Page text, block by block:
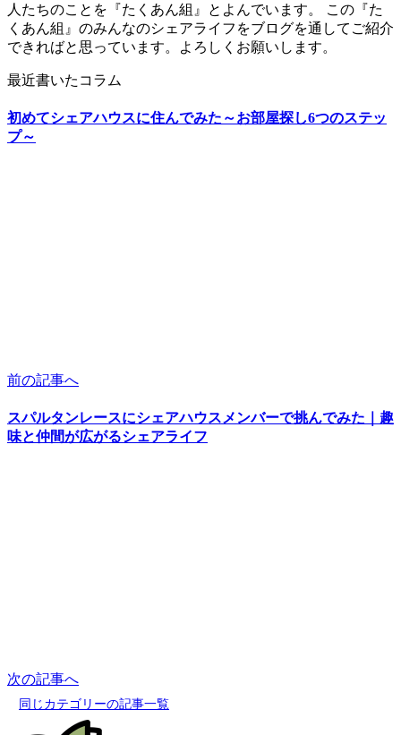
人たちのことを『たくあん組』とよんでいます。 この『た
くあん組』のみんなのシェアライフをブログを通してご紹介
できればと思っています。よろしくお願いします。
最近書いたコラム
初めてシェアハウスに住んでみた～お部屋探し6つのステッ
プ～
前の記事へ
スパルタンレースにシェアハウスメンバーで挑んでみた｜趣
味と仲間が広がるシェアライフ
次の記事へ
同じカテゴリーの記事一覧